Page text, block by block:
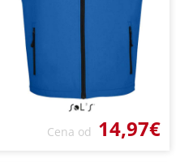
Cena od 14,97€